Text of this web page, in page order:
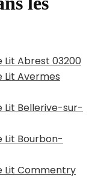
Lit Abrest 03200
Lit Avermes
Lit Bellerive-sur-
Lit Bourbon-
Lit Commentry